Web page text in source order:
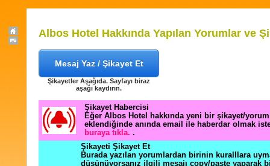
Albos Hotel Hakkında Yapılan Yorumlar ve
Mesaj Yaz / Şikayet Et
Şikayetler Aşağıda. Sayfayı biraz
aşağı kaydırın.
Şikayet Habercisi
Eğer Albos Hotel hakkında yeni bir şikayet/yorum
eklendiğinde anında email ile haberdar olmak
buraya tıkla. .
Şikayeti Şikayet Et
Burada yazılan yorumlardan birinin kuralllara
düşünüyorsanız ilgili mesajı copy/paste yaparak